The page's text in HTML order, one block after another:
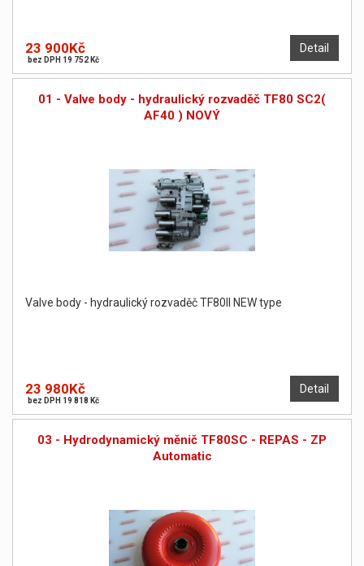
Detail
23 900Kč
bez DPH 19 752 Kč
01 - Valve body - hydraulický rozvaděč TF80 SC2(
AF40 ) NOVÝ
Valve body - hydraulický rozvaděč TF80II NEW type
Detail
23 980Kč
bez DPH 19 818 Kč
03 - Hydrodynamický měnič TF80SC - REPAS - ZP
Automatic